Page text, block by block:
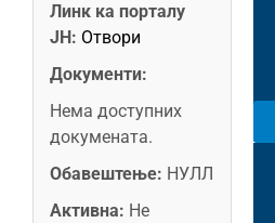
Линк ка порталу
ЈН: Отвори
Документи:
Нема доступних
докумената.
Обавештење: НУЛЛ
Активна: Не